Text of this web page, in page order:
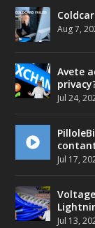
Aug 7,
Avete
Jul 24,
Jul 17,
Jul 13,